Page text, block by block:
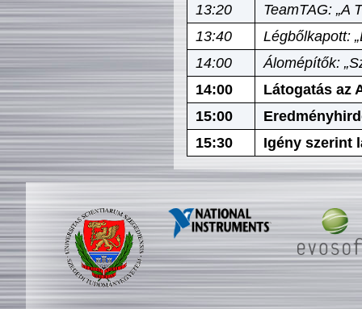
13:20
TeamTAG: „A
13:40
Légbőlkapott:
14:00
Álomépítők:
14:00
Látogatás az
15:00
15:30
Igény szerint